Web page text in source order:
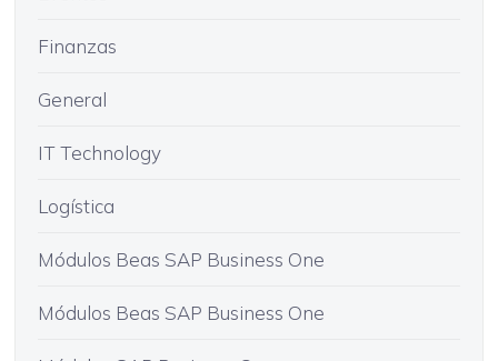
Finanzas
General
IT Technology
Logística
Módulos Beas SAP Business One
Módulos Beas SAP Business One